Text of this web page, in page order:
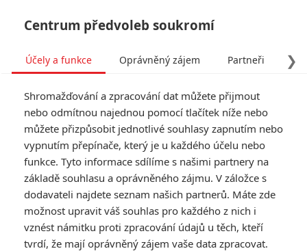
Faults
Dr. Ansel Roth (Leland Orser) je
finančně zruinovaný a přitahuje
smůlu. Celý jeho život je jeden
velký neúspěch a selhání.
Centrum předvoleb soukromí
❯
Účely a funkce Oprávněný zájem Partneři
Shromažďování a zpracování dat můžete přijmout
nebo odmítnou najednou pomocí tlačítek níže nebo
můžete přizpůsobit jednotlivé souhlasy zapnutím nebo
vypnutím přepínače, který je u každého účelu nebo
funkce. Tyto informace sdílíme s našimi partnery na
základě souhlasu a oprávněného zájmu. V záložce s
dodavateli najdete seznam našich partnerů. Máte zde
možnost upravit váš souhlas pro každého z nich i
vznést námitku proti zpracování údajů u těch, kteří
tvrdí, že mají oprávněný zájem vaše data zpracovat.